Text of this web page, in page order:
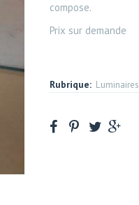
compose.
Prix sur demande
Rubrique: Luminaires